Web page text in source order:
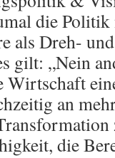
die
als Dreh-
gilt: „Nein
an
die